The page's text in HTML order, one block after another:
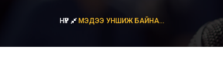
НҮҮР МЭДЭЭ УНШИЖ БАЙНА...